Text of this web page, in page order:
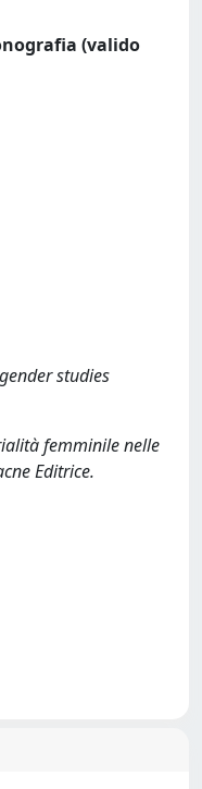
(valido
studies
femminile nelle
Editrice.